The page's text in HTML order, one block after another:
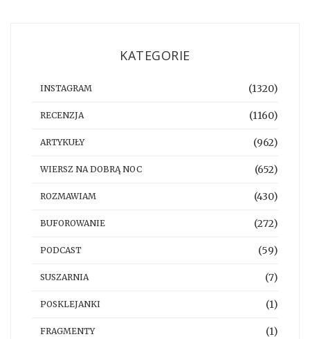
KATEGORIE
INSTAGRAM (1320)
RECENZJA (1160)
ARTYKUŁY (962)
WIERSZ NA DOBRĄ NOC (652)
ROZMAWIAM (430)
BUFOROWANIE (272)
PODCAST (59)
SUSZARNIA (7)
POSKLEJANKI (1)
FRAGMENTY (1)